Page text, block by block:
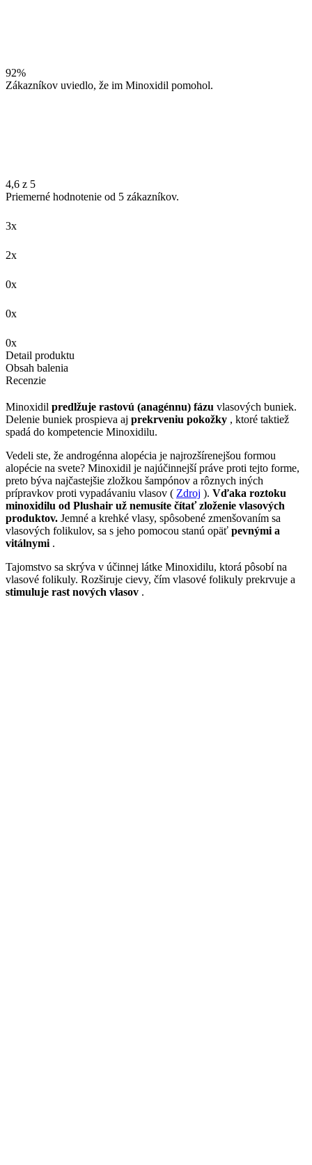
92%
Zákazníkov uviedlo, že im Minoxidil pomohol.
4,6 z 5
Priemerné hodnotenie od 5 zákazníkov.
3x
2x
0x
0x
0x
Detail produktu
Obsah balenia
Recenzie
Minoxidil predlžuje rastovú (anagénnu) fázu vlasových buniek.
Delenie buniek prospieva aj prekrveniu pokožky , ktoré taktiež
spadá do kompetencie Minoxidilu.
Vedeli ste, že androgénna alopécia je najrozšírenejšou formou
alopécie na svete? Minoxidil je najúčinnejší práve proti tejto forme,
preto býva najčastejšie zložkou šampónov a rôznych iných
prípravkov proti vypadávaniu vlasov ( Zdroj ). Vďaka roztoku
minoxidilu od Plushair už nemusíte čítať zloženie vlasových
produktov. Jemné a krehké vlasy, spôsobené zmenšovaním sa
vlasových folikulov, sa s jeho pomocou stanú opäť pevnými a
vitálnymi .
Tajomstvo sa skrýva v účinnej látke Minoxidilu, ktorá pôsobí na
vlasové folikuly. Rozširuje cievy, čím vlasové folikuly prekrvuje a
stimuluje rast nových vlasov .